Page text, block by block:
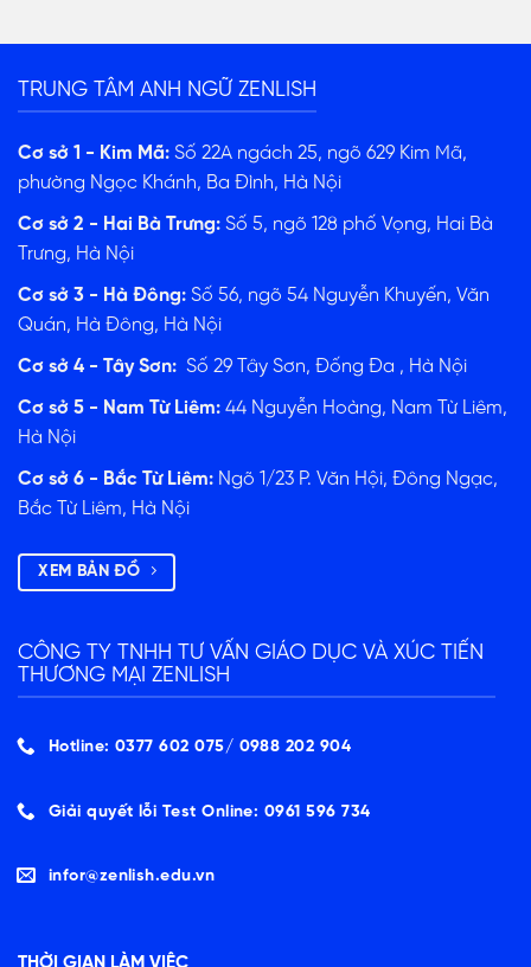
TRUNG TÂM ANH NGỮ ZENLISH
Cơ sở 1 - Kim Mã: Số 22A ngách 25, ngõ 629 Kim Mã,
phường Ngọc Khánh, Ba Đình, Hà Nội
Cơ sở 2 - Hai Bà Trưng: Số 5, ngõ 128 phố Vọng, Hai Bà
Trưng, Hà Nội
Cơ sở 3 - Hà Đông: Số 56, ngõ 54 Nguyễn Khuyến, Văn
Quán, Hà Đông, Hà Nội
Cơ sở 4 - Tây Sơn: Số 29 Tây Sơn, Đống Đa , Hà Nội
Cơ sở 5 - Nam Từ Liêm: 44 Nguyễn Hoàng, Nam Từ Liêm,
Hà Nội
Cơ sở 6 - Bắc Từ Liêm: Ngõ 1/23 P. Văn Hội, Đông Ngạc,
Bắc Từ Liêm, Hà Nội
XEM BẢN ĐỒ
CÔNG TY TNHH TƯ VẤN GIÁO DỤC VÀ XÚC TIẾN
THƯƠNG MẠI ZENLISH
Hotline: 0377 602 075/ ‭0988 202 904‬
Giải quyết lỗi Test Online: 0961 596 734
infor@zenlish.edu.vn